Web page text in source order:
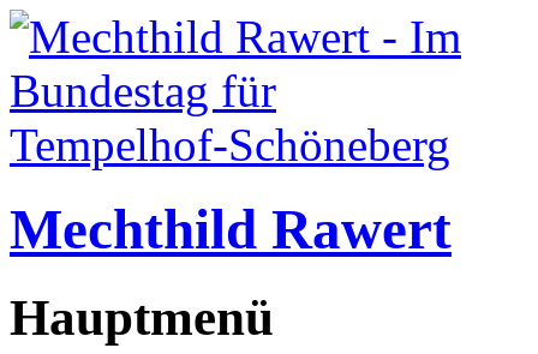
Mechthild Rawert
Hauptmenü